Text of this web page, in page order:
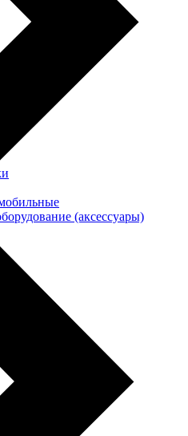
(аксессуары)